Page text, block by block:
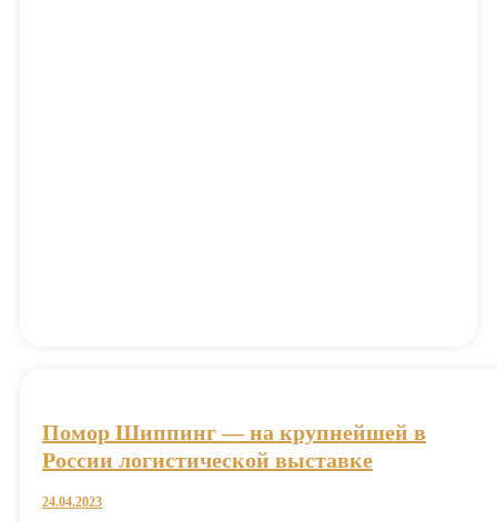
Помор Шиппинг — на крупнейшей в
России логистической выставке
24.04.2023